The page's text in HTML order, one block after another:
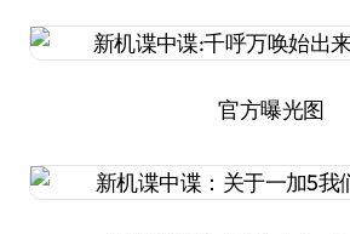
官方曝光图